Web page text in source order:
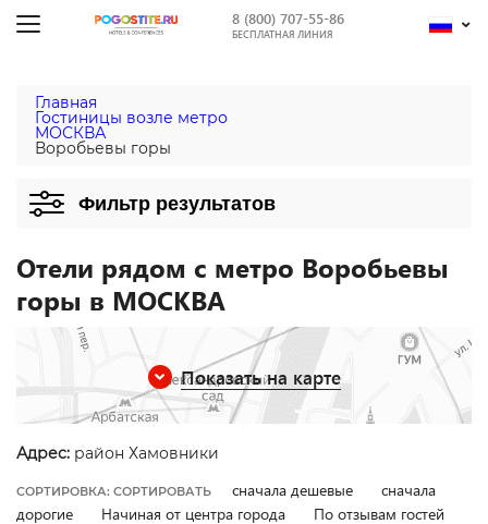
8 (800) 707-55-86
БЕСПЛАТНАЯ ЛИНИЯ
Главная
Гостиницы возле метро
МОСКВА
Воробьевы горы
Фильтр результатов
Отели рядом с метро Воробьевы
горы в МОСКВА
Показать на карте
Адрес: район Хамовники
СОРТИРОВКА: СОРТИРОВАТЬ сначала дешевые
сначала
дорогие
Начиная от центра города По отзывам гостей